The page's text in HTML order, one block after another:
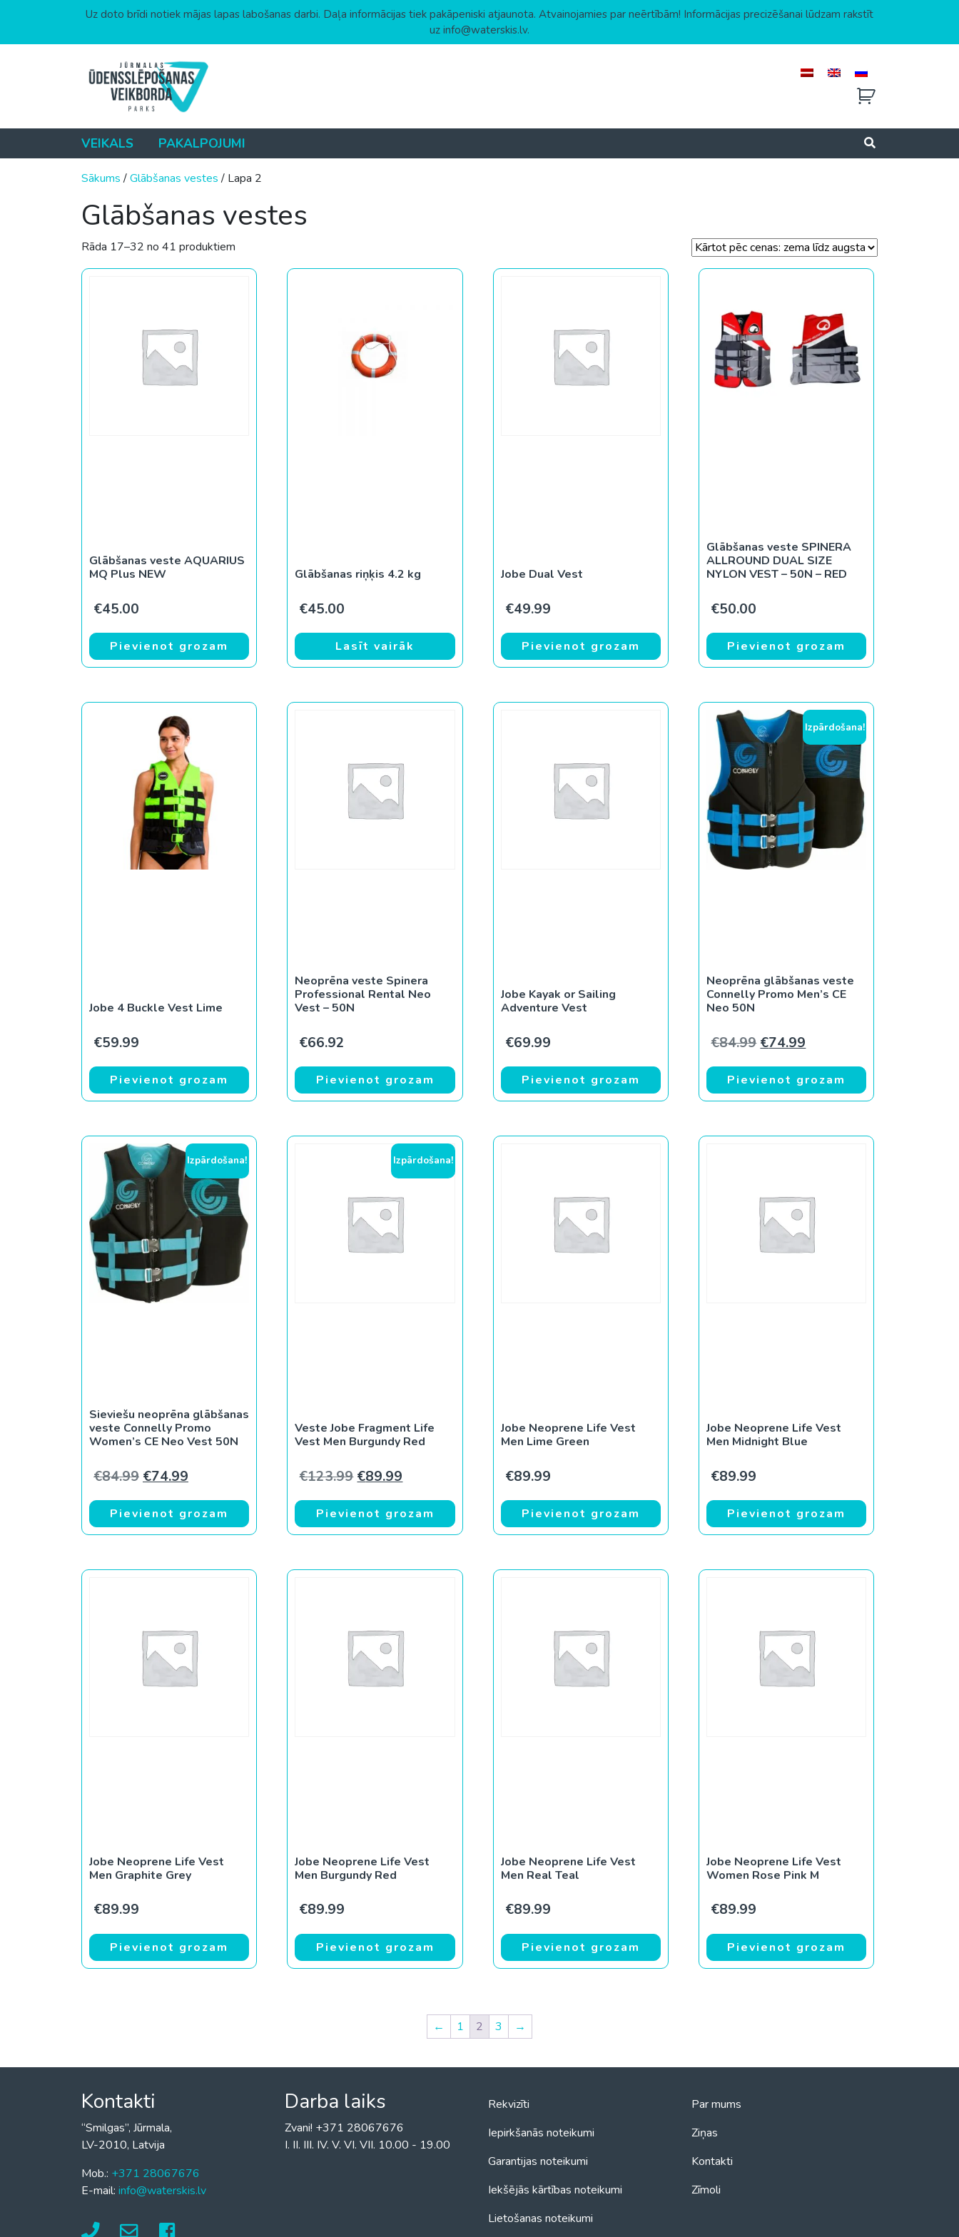
Uz doto brīdi notiek mājas lapas labošanas darbi. Daļa informācijas tiek pakāpeniski atjaunota. Atvainojamies par neērtībām! Informācijas precizēšanai lūdzam rakstīt
uz info@waterskis.lv.
VEIKALS PAKALPOJUMI
Sākums/Glābšanas vestes/ Lapa 2
Glābšanas vestes
Rāda 17–32 no 41 produktiem
Glābšanas veste AQUARIUS
MQ Plus NEW
€45.00
Pievienot grozam
Glābšanas riņķis 4.2 kg
€45.00
Lasīt vairāk
Jobe Dual Vest
€49.99
Pievienot grozam
Glābšanas veste SPINERA
ALLROUND DUAL SIZE
NYLON VEST – 50N – RED
€50.00
Pievienot grozam
Jobe 4 Buckle Vest Lime
€59.99
Pievienot grozam
Neoprēna veste Spinera
Professional Rental Neo
Vest – 50N
€66.92
Pievienot grozam
Jobe Kayak or Sailing
Adventure Vest
€69.99
Pievienot grozam
Izpārdošana!
Neoprēna glābšanas veste
Connelly Promo Men’s CE
Neo 50N
€84.99 Original price was: €84.99.
€74.99
Pievienot grozam
Izpārdošana!
Sieviešu neoprēna glābšanas
veste Connelly Promo
Women’s CE Neo Vest 50N
€84.99 Original price was: €84.99.
€74.99 Current price is: €74.99.
Pievienot grozam
Izpārdošana!
Veste Jobe Fragment Life
Vest Men Burgundy Red
€123.99 Original price was: €123.99.
€89.99 Current price is: €89.99.
Pievienot grozam
Jobe Neoprene Life Vest
Men Lime Green
€89.99
Pievienot grozam
Jobe Neoprene Life Vest
Men Midnight Blue
€89.99
Pievienot grozam
Jobe Neoprene Life Vest
Men Graphite Grey
€89.99
Pievienot grozam
Jobe Neoprene Life Vest
Men Burgundy Red
€89.99
Pievienot grozam
Jobe Neoprene Life Vest
Men Real Teal
€89.99
Pievienot grozam
Jobe Neoprene Life Vest
Women Rose Pink M
€89.99
Pievienot grozam
← 1 2 3 →
Kontakti
“Smilgas”, Jūrmala,
LV-2010, Latvija
Mob.: +371 28067676
E-mail: info@waterskis.lv
Darba laiks
Zvani! +371 28067676
I. II. III. IV. V. VI. VII. 10.00 - 19.00
Rekvizīti
Iepirkšanās noteikumi
Garantijas noteikumi
Iekšējās kārtības noteikumi
Lietošanas noteikumi
Par mums
Ziņas
Kontakti
Zīmoli